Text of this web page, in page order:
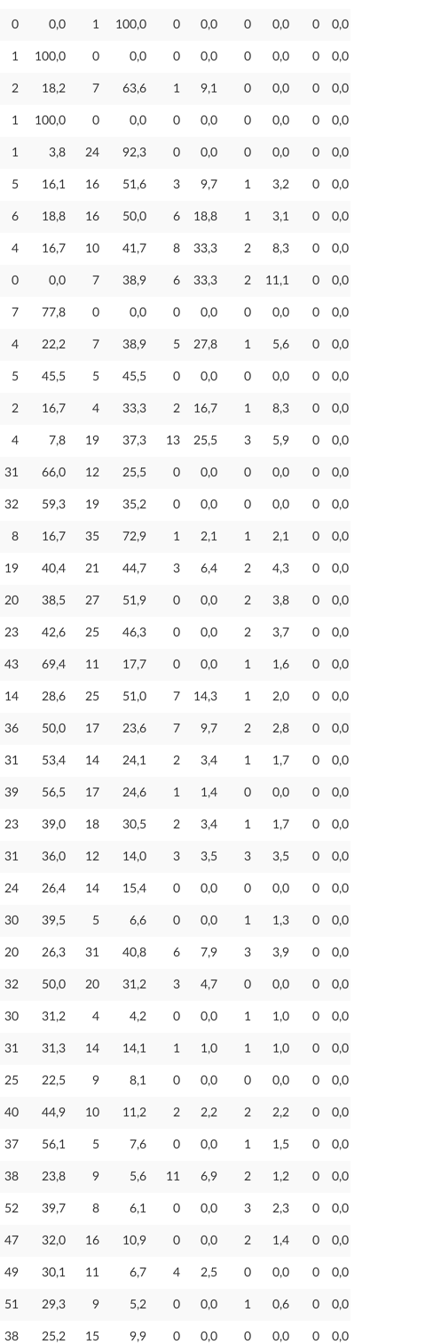
0 0,0 1 100,0 0 0,0 0 0,0 0 0,0
1 100,0 0 0,0 0 0,0 0 0,0 0 0,0
2 18,2 7 63,6 1 9,1 0 0,0 0 0,0
1 100,0 0 0,0 0 0,0 0 0,0 0 0,0
1 3,8 24 92,3 0 0,0 0 0,0 0 0,0
5 16,1 16 51,6 3 9,7 1 3,2 0 0,0
6 18,8 16 50,0 6 18,8 1 3,1 0 0,0
4 16,7 10 41,7 8 33,3 2 8,3 0 0,0
0 0,0 7 38,9 6 33,3 2 11,1 0 0,0
7 77,8 0 0,0 0 0,0 0 0,0 0 0,0
4 22,2 7 38,9 5 27,8 1 5,6 0 0,0
5 45,5 5 45,5 0 0,0 0 0,0 0 0,0
2 16,7 4 33,3 2 16,7 1 8,3 0 0,0
4 7,8 19 37,3 13 25,5 3 5,9 0 0,0
31 66,0 12 25,5 0 0,0 0 0,0 0 0,0
32 59,3 19 35,2 0 0,0 0 0,0 0 0,0
8 16,7 35 72,9 1 2,1 1 2,1 0 0,0
19 40,4 21 44,7 3 6,4 2 4,3 0 0,0
20 38,5 27 51,9 0 0,0 2 3,8 0 0,0
23 42,6 25 46,3 0 0,0 2 3,7 0 0,0
43 69,4 11 17,7 0 0,0 1 1,6 0 0,0
14 28,6 25 51,0 7 14,3 1 2,0 0 0,0
36 50,0 17 23,6 7 9,7 2 2,8 0 0,0
31 53,4 14 24,1 2 3,4 1 1,7 0 0,0
39 56,5 17 24,6 1 1,4 0 0,0 0 0,0
23 39,0 18 30,5 2 3,4 1 1,7 0 0,0
31 36,0 12 14,0 3 3,5 3 3,5 0 0,0
24 26,4 14 15,4 0 0,0 0 0,0 0 0,0
30 39,5 5 6,6 0 0,0 1 1,3 0 0,0
20 26,3 31 40,8 6 7,9 3 3,9 0 0,0
32 50,0 20 31,2 3 4,7 0 0,0 0 0,0
30 31,2 4 4,2 0 0,0 1 1,0 0 0,0
31 31,3 14 14,1 1 1,0 1 1,0 0 0,0
25 22,5 9 8,1 0 0,0 0 0,0 0 0,0
40 44,9 10 11,2 2 2,2 2 2,2 0 0,0
37 56,1 5 7,6 0 0,0 1 1,5 0 0,0
38 23,8 9 5,6 11 6,9 2 1,2 0 0,0
52 39,7 8 6,1 0 0,0 3 2,3 0 0,0
47 32,0 16 10,9 0 0,0 2 1,4 0 0,0
49 30,1 11 6,7 4 2,5 0 0,0 0 0,0
51 29,3 9 5,2 0 0,0 1 0,6 0 0,0
38 25,2 15 9,9 0 0,0 0 0,0 0 0,0